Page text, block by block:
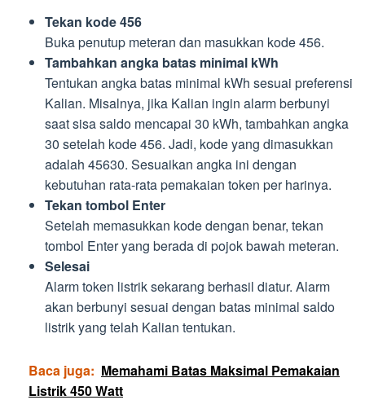
Tekan kode 456
Buka penutup meteran dan masukkan kode 456.
Tambahkan angka batas minimal kWh
Tentukan angka batas minimal kWh sesuai preferensi
Kalian. Misalnya, jika Kalian ingin alarm berbunyi
saat sisa saldo mencapai 30 kWh, tambahkan angka
30 setelah kode 456. Jadi, kode yang dimasukkan
adalah 45630. Sesuaikan angka ini dengan
kebutuhan rata-rata pemakaian token per harinya.
Tekan tombol Enter
Setelah memasukkan kode dengan benar, tekan
tombol Enter yang berada di pojok bawah meteran.
Selesai
Alarm token listrik sekarang berhasil diatur. Alarm
akan berbunyi sesuai dengan batas minimal saldo
listrik yang telah Kalian tentukan.
Baca juga: Memahami Batas Maksimal Pemakaian
Listrik 450 Watt